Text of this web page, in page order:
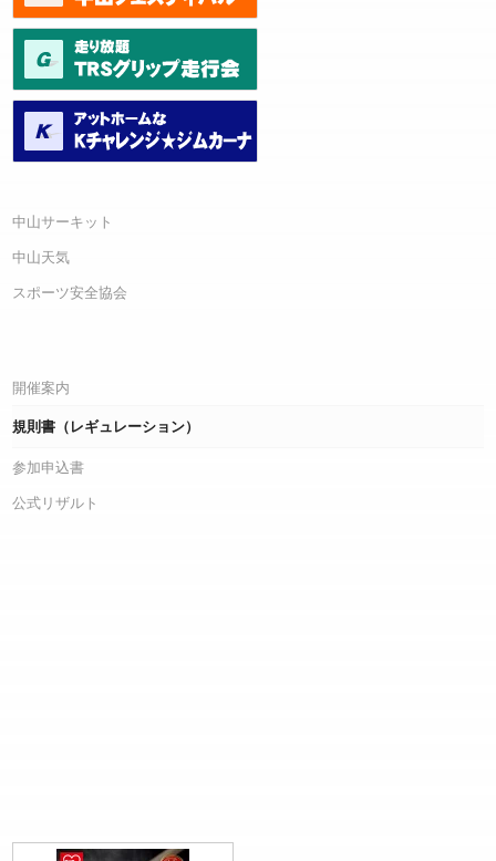
中山サーキット
中山天気
スポーツ安全協会
開催案内
規則書（レギュレーション）
参加申込書
公式リザルト